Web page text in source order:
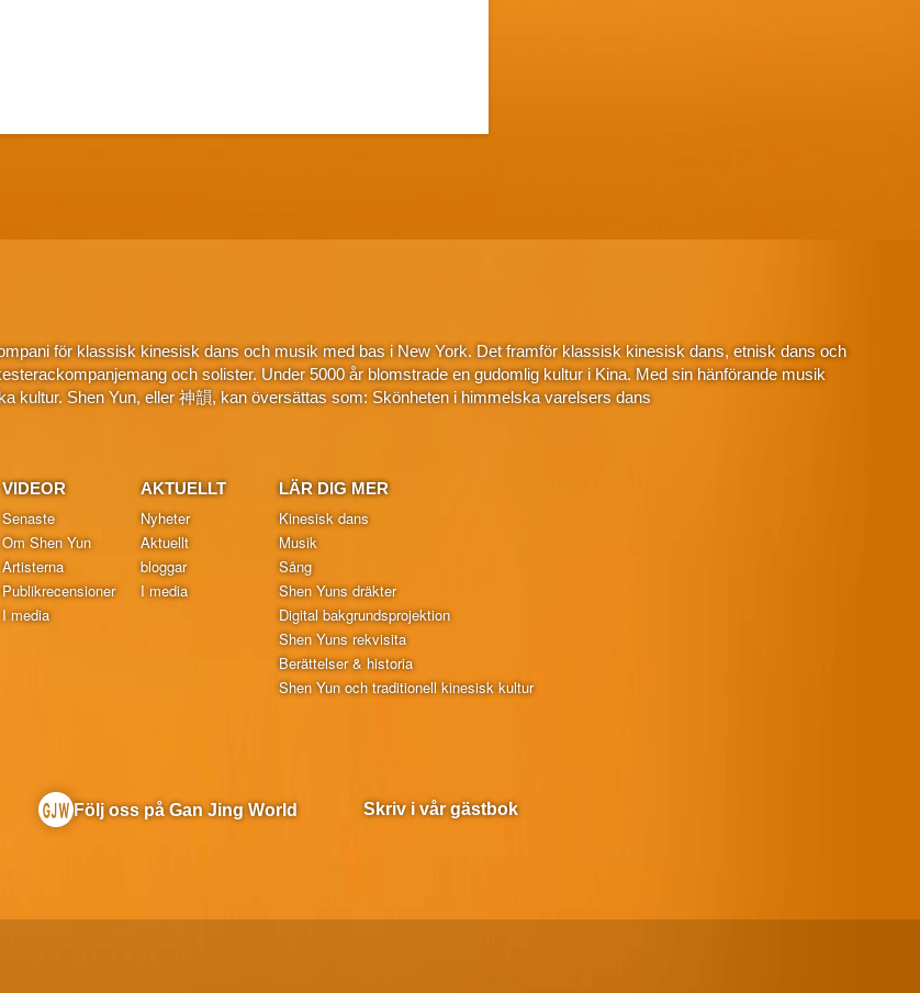
för klassisk kinesisk dans och musik med bas i New York. Det framför klassisk kinesisk dans, etnisk dans och
och solister. Under 5000 år blomstrade en gudomlig kultur i Kina. Med sin hänförande musik
kultur. Shen Yun, eller 神韻, kan översättas som: Skönheten i himmelska varelsers dans
VIDEOR
Senaste
Om Shen Yun
Artisterna
Publikrecensioner
I media
AKTUELLT
Nyheter
Aktuellt
bloggar
I media
LÄR DIG MER
Kinesisk dans
Musik
Sång
Shen Yuns dräkter
Digital bakgrundsprojektion
Shen Yuns rekvisita
Berättelser & historia
Shen Yun och traditionell kinesisk kultur
Följ oss på Gan Jing World Skriv i vår gästbok